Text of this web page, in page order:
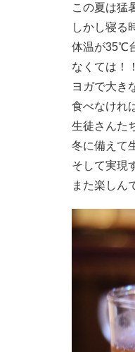
この夏は猛
しかし寝る
体温が35℃
なくては！
ヨガで大き
食べなけれ
生徒さんた
冬に備えて
そして実現
また楽しん